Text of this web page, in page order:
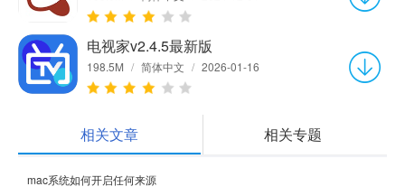
电视家v2.4.5最新版
198.5M / 简体中文 / 2026-01-16
相关文章 相关专题
mac系统如何开启任何来源